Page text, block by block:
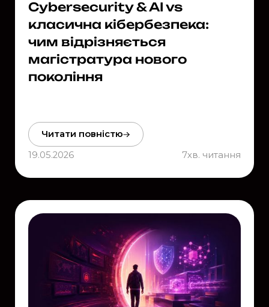
Cybersecurity & AI vs
класична кібербезпека:
чим відрізняється
магістратура нового
покоління
Читати повністю
19.05.2026
7хв. читання